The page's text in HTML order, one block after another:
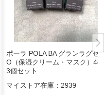
ポーラ POLA BA グランラグゼ
O（保湿クリーム・マスク）4g
3個セット
マイストア在庫： 2939